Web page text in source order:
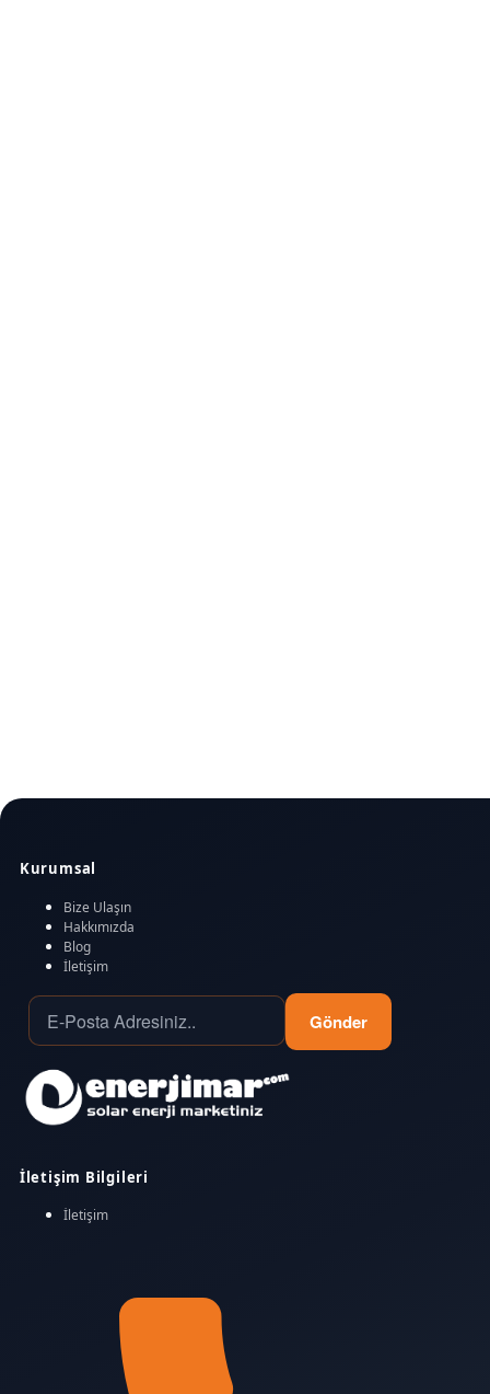
Kurumsal
Bize Ulaşın
Hakkımızda
Blog
İletişim
Gönder
İletişim Bilgileri
İletişim